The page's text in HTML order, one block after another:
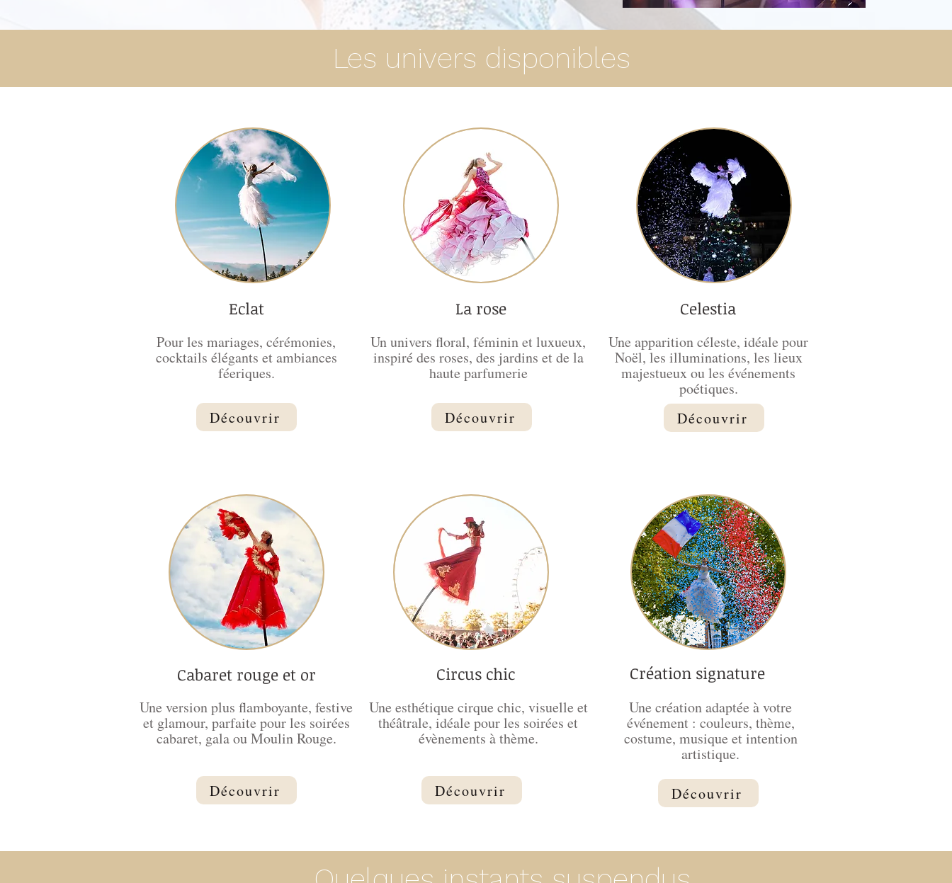
Les univers disponibles
Eclat
Pour les mariages, cérémonies,
cocktails élégants et ambiances
féeriques.
Découvrir
La rose
Un univers floral, féminin et luxueux,
inspiré des roses, des jardins et de la
haute parfumerie
Découvrir
Celestia
Une apparition céleste, idéale pour
Noël, les illuminations, les lieux
majestueux ou les événements
poétiques.
Découvrir
Cabaret rouge et or
Une version plus flamboyante, festive
et glamour, parfaite pour les soirées
cabaret, gala ou Moulin Rouge.
Découvrir
Circus chic
Une esthétique cirque chic, visuelle et
théâtrale, idéale pour les soirées et
évènements à thème.
Découvrir
Création signature
Une création adaptée à votre
événement : couleurs, thème,
costume, musique et intention
artistique.
Découvrir